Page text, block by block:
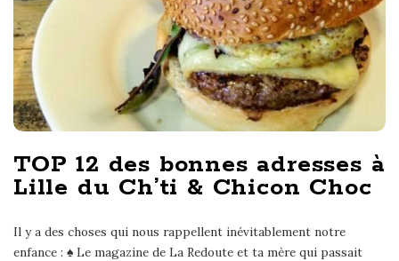
TOP 12 des bonnes adresses à
Lille du Ch’ti & Chicon Choc
Il y a des choses qui nous rappellent inévitablement notre
enfance : ♠ Le magazine de La Redoute et ta mère qui passait